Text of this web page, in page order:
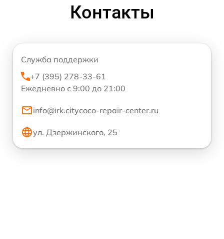
Контакты
Служба поддержки
+7 (395) 278-33-61
Ежедневно с 9:00 до 21:00
info@irk.citycoco-repair-center.ru
ул. Дзержинского, 25